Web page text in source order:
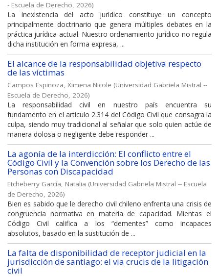
- Escuela de Derecho, 2026)
La inexistencia del acto jurídico constituye un concepto
principalmente doctrinario que genera múltiples debates en la
práctica jurídica actual. Nuestro ordenamiento jurídico no regula
dicha institución en forma expresa, ...
El alcance de la responsabilidad objetiva respecto
de las víctimas
Campos Espinoza, Ximena Nicole (Universidad Gabriela Mistral --
Escuela de Derecho, 2026)
La responsabilidad civil en nuestro país encuentra su
fundamento en el artículo 2.314 del Código Civil que consagra la
culpa, siendo muy tradicional al señalar que solo quien actúe de
manera dolosa o negligente debe responder ...
La agonía de la interdicción: El conflicto entre el
Código Civil y la Convención sobre los Derecho de las
Personas con Discapacidad
Etcheberry García, Natalia (Universidad Gabriela Mistral -- Escuela
de Derecho, 2026)
Bien es sabido que le derecho civil chileno enfrenta una crisis de
congruencia normativa en materia de capacidad. Mientas el
Código Civil califica a los “dementes” como incapaces
absolutos, basado en la sustitución de ...
La falta de disponibilidad de receptor judicial en la
jurisdicción de santiago: el via crucis de la litigación
civil